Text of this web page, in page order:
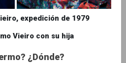
expedición de 1979
Vieiro con su hija
¿Dónde?